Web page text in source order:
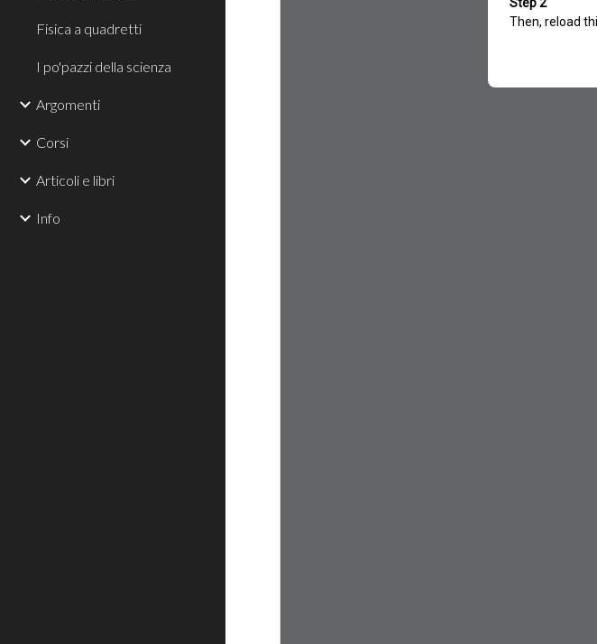
Fisica a quadretti
I po'pazzi della scienza
Argomenti
Corsi
Articoli e libri
Info